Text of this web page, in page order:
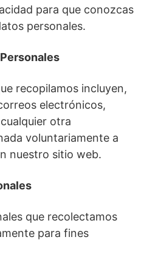
para que conozcas
personales.
recopilamos incluyen,
electrónicos,
otra
voluntariamente a
nuestro sitio web.
que recolectamos
para fines